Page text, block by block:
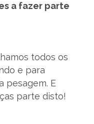
a fazer parte
todos os
e para
pesagem. E
parte disto!